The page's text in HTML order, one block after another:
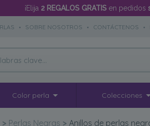
¡Elija 2 REGALOS GRATISen pedidos
• SOBRE NOSOTROS • CONTÁCTENOS •
Color perla Colecciones
> Perlas Negras > Anillos de perlas